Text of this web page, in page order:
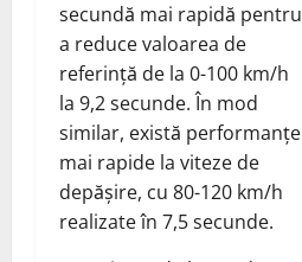
secundă mai rapidă pentru
a reduce valoarea de
referință de la 0-100 km/h
la 9,2 secunde. În mod
similar, există performanțe
mai rapide la viteze de
depășire, cu 80-120 km/h
realizate în 7,5 secunde.